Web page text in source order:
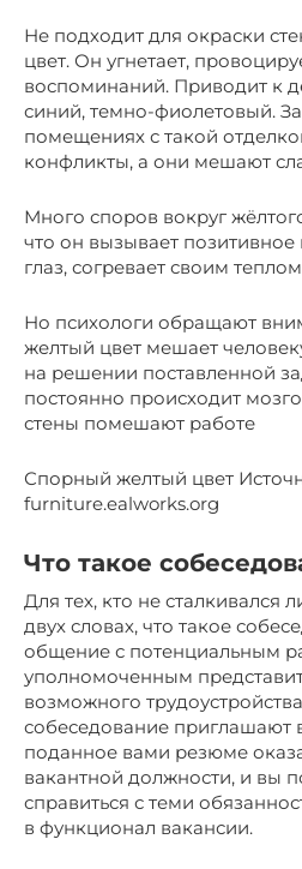
Не подходит для окраски
цвет. Он угнетает,
воспоминаний. Приводит к
синий, темно-фиолетовый.
помещениях с такой
конфликты, а они мешают
Много споров вокруг
что он вызывает позитивное
глаз, согревает своим теплом
Но психологи обращают
желтый цвет мешает
на решении поставленной
постоянно происходит
стены помешают работе
Спорный желтый цвет
furniture.ealworks.org
Что такое
Для тех, кто не сталкивался
двух словах, что такое
общение с потенциальным
уполномоченным
возможного
собеседование приглашают
поданное вами резюме
вакантной должности, и вы
справиться с теми
в функционал вакансии.